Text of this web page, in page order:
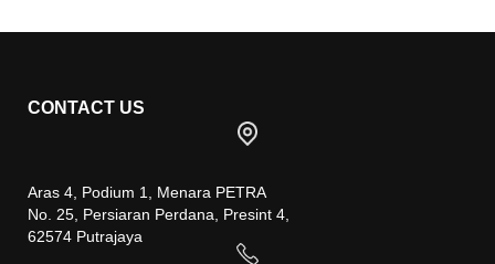
CONTACT US
Aras 4, Podium 1, Menara PETRA
No. 25, Persiaran Perdana, Presint 4,
62574 Putrajaya